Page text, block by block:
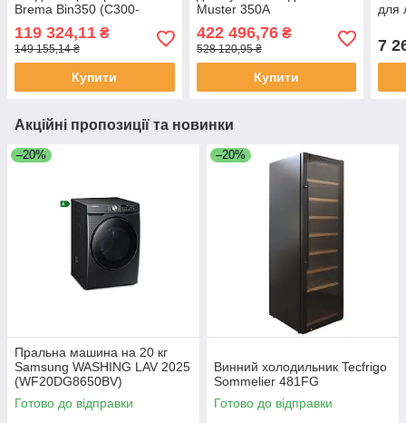
Brema Bin350 (C300-
119 324,11 ₴
149 155,14 ₴
Купити
Muster 350A
422 496,76₴
528 120,95 ₴
Купити
для
7
Акційні пропозиції та новинки
–20%
Пральна машина на 20 кг
Samsung WASHING LAV 2025
(WF20DG8650BV)
Готово до відправки
–20%
Винний холодильник Tecfrigo
Sommelier 481FG
Готово до відправки